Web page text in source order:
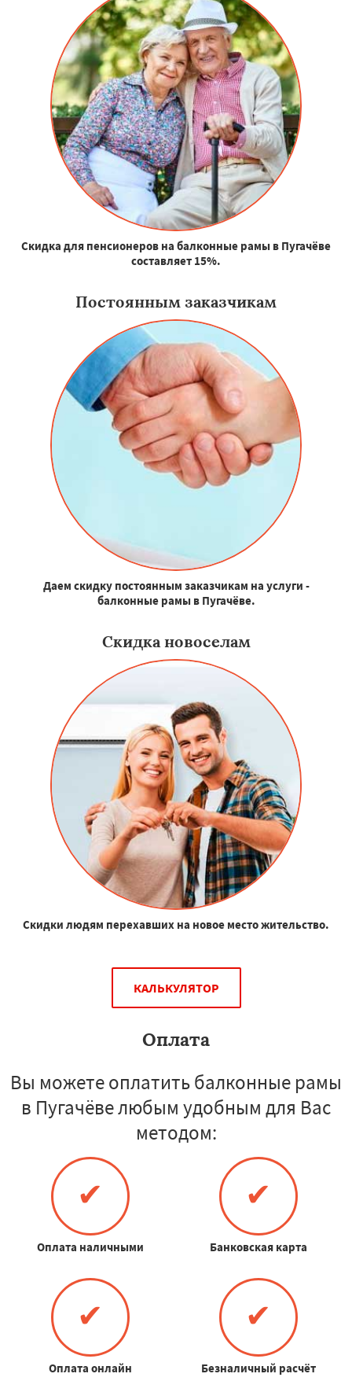
Скидка для пенсионеров на балконные рамы в Пугачёве
составляет 15%.
Постоянным заказчикам
Даем скидку постоянным заказчикам на услуги -
балконные рамы в Пугачёве.
Скидка новоселам
Скидки людям перехавших на новое место жительство.
КАЛЬКУЛЯТОР
Оплата
Вы можете оплатить балконные рамы
в Пугачёве любым удобным для Вас
методом:
✔
Оплата наличными
✔
Банковская карта
✔
Оплата онлайн
✔
Безналичный расчёт